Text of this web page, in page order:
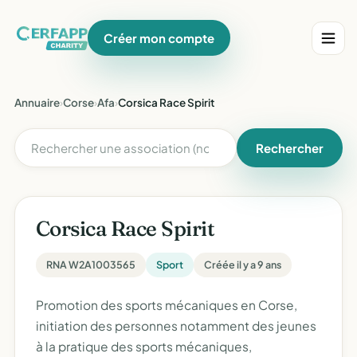
Créer mon compte
Annuaire›Corse›Afa›Corsica Race Spirit
Rechercher
Corsica Race Spirit
RNA W2A1003565 Sport Créée il y a 9 ans
Promotion des sports mécaniques en Corse,
initiation des personnes notamment des jeunes
à la pratique des sports mécaniques,